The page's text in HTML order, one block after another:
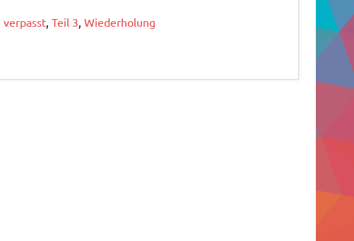
verpasst, Teil 3, Wiederholung